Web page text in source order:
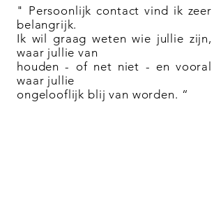
" Persoonlijk contact vind ik zeer
belangrijk.
Ik wil graag weten wie jullie zijn,
waar jullie van
houden - of net niet - en vooral
waar jullie
ongelooflijk blij van worden. “